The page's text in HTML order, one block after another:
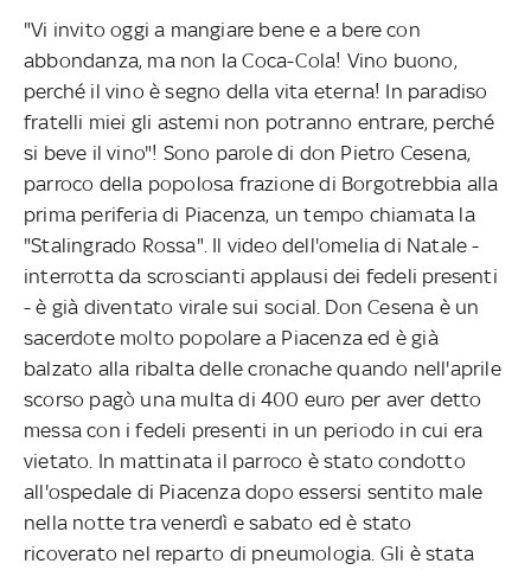
"Vi invito oggi a mangiare bene e a bere con
abbondanza, ma non la Coca-Cola! Vino buono,
perché il vino è segno della vita eterna! In paradiso
fratelli miei gli astemi non potranno entrare, perché
si beve il vino"! Sono parole di don Pietro Cesena,
parroco della popolosa frazione di Borgotrebbia alla
prima periferia di Piacenza, un tempo chiamata la
"Stalingrado Rossa". Il video dell'omelia di Natale -
interrotta da scroscianti applausi dei fedeli presenti
- è già diventato virale sui social. Don Cesena è un
sacerdote molto popolare a Piacenza ed è già
balzato alla ribalta delle cronache quando nell'aprile
scorso pagò una multa di 400 euro per aver detto
messa con i fedeli presenti in un periodo in cui era
vietato. In mattinata il parroco è stato condotto
all'ospedale di Piacenza dopo essersi sentito male
nella notte tra venerdì e sabato ed è stato
ricoverato nel reparto di pneumologia. Gli è stata